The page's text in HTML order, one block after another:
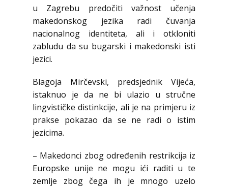
u Zagrebu predočiti važnost učenja
makedonskog jezika radi čuvanja
nacionalnog identiteta, ali i otkloniti
zabludu da su bugarski i makedonski isti
jezici.
Blagoja Mirčevski, predsjednik Vijeća,
istaknuo je da ne bi ulazio u stručne
lingvističke distinkcije, ali je na primjeru iz
prakse pokazao da se ne radi o istim
jezicima.
– Makedonci zbog određenih restrikcija iz
Europske unije ne mogu ići raditi u te
zemlje zbog čega ih je mnogo uzelo